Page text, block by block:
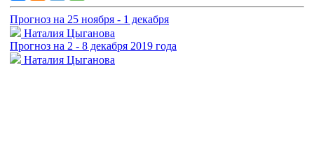
Прогноз на 25 ноября - 1 декабря
Наталия Цыганова
Прогноз на 2 - 8 декабря 2019 года
Наталия Цыганова